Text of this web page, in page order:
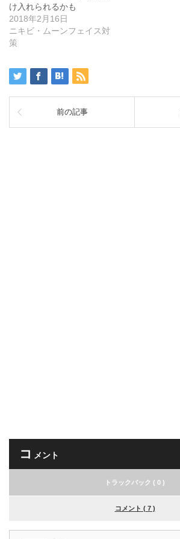
け入れられるかも
2018年2月16日
ニキビ・ムーンフェイス対
策
前の記事
コ メント
トラックバック ( 0 )
コメント ( 7 )